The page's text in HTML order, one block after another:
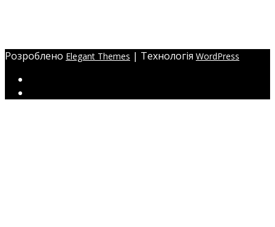
Розроблено Elegant Themes | Технологія WordPress